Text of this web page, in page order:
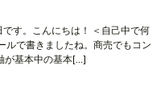
す。こんにちは！ ＜自己中で何
ルで書きましたね。商売でもコン
が基本中の基本[…]